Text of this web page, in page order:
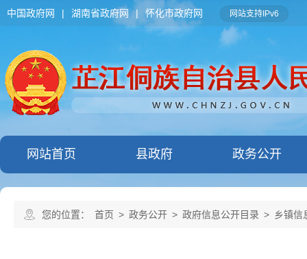
中国政府网 | 湖南省政府网 | 怀化市政府网 网站支持IPv6
网站首页 县政府 政务公开
您的位置： 首页 > 政务公开 > 政府信息公开目录 > 乡镇信